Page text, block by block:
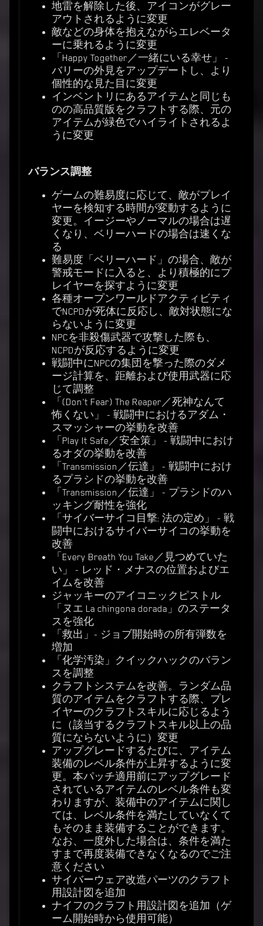
地雷を解除した後、アイコンがグレー
アウトされるように変更
敵などの身体を抱えながらエレベータ
ーに乗れるように変更
「Happy Together／一緒にいる幸せ」 -
バリーの外見をアップデートし、より
個性的な見た目に変更
インベントリにあるアイテムと同じも
のの高品質版をクラフトする際、元の
アイテムが緑色でハイライトされるよ
うに変更
バランス調整
ゲームの難易度に応じて、敵がプレイ
ヤーを検知する時間が変動するように
変更。イージーやノーマルの場合は遅
くなり、ベリーハードの場合は速くな
る
難易度「ベリーハード」の場合、敵が
警戒モードに入ると、より積極的にプ
レイヤーを探すように変更
各種オープンワールドアクティビティ
でNCPDが死体に反応し、敵対状態にな
らないように変更
NPCを非殺傷武器で攻撃した際も、
NCPDが反応するように変更
戦闘中にNPCの集団を撃った際のダメ
ージ計算を、距離および使用武器に応
じて調整
「(Don't Fear) The Reaper／死神なんて
怖くない」 - 戦闘中におけるアダム・
スマッシャーの挙動を改善
「Play It Safe／安全策」 - 戦闘中におけ
るオダの挙動を改善
「Transmission／伝達」 - 戦闘中におけ
るプラシドの挙動を改善
「Transmission／伝達」 - プラシドのハ
ッキング耐性を強化
「サイバーサイコ目撃: 法の定め」 - 戦
闘中におけるサイバーサイコの挙動を
改善
「Every Breath You Take／見つめていた
い」 - レッド・メナスの位置およびエ
イムを改善
ジャッキーのアイコニックピストル
「ヌエ La chingona dorada」のステータ
スを強化
「救出」- ジョブ開始時の所有弾数を
増加
「化学汚染」クイックハックのバラン
スを調整
クラフトシステムを改善。ランダム品
質のアイテムをクラフトする際、プレ
イヤーのクラフトスキルに応じるよう
に（該当するクラフトスキル以上の品
質にならないように）変更
アップグレードするたびに、アイテム
装備のレベル条件が上昇するように変
更。本パッチ適用前にアップグレード
されているアイテムのレベル条件も変
わりますが、装備中のアイテムに関し
ては、レベル条件を満たしていなくて
もそのまま装備することができます。
なお、一度外した場合は、条件を満た
すまで再度装備できなくなるのでご注
意ください
サイバーウェア改造パーツのクラフト
用設計図を追加
ナイフのクラフト用設計図を追加（ゲ
ーム開始時から使用可能）